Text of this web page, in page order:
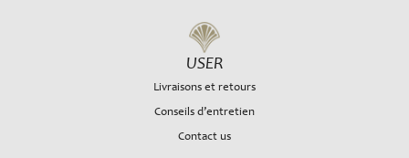
USER
Livraisons et retours
Conseils d’entretien
Contact us